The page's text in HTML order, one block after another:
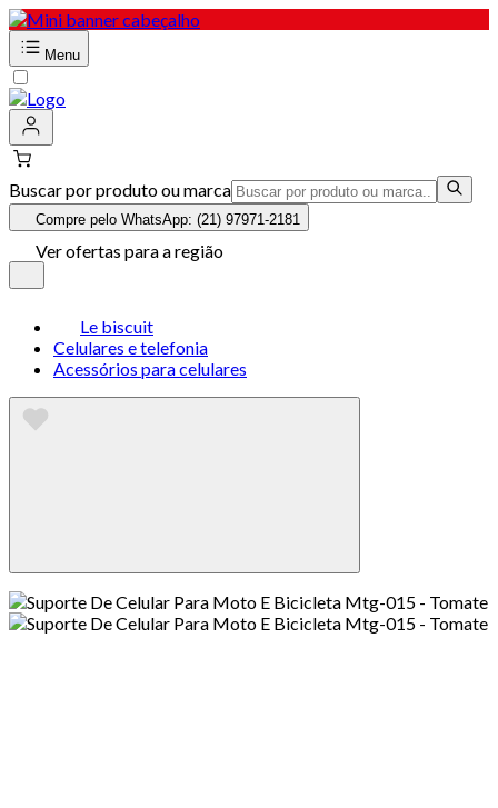
Menu
Buscar por produto ou marca
Compre pelo WhatsApp: (21) 97971-2181
Ver ofertas para a região
Le biscuit
Celulares e telefonia
Acessórios para celulares